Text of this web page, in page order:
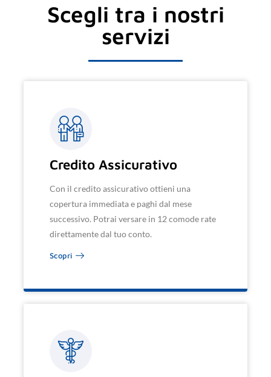
Scegli tra i nostri
servizi
Credito Assicurativo
Con il credito assicurativo ottieni una
copertura immediata e paghi dal mese
successivo. Potrai versare in 12 comode rate
direttamente dal tuo conto.
Scopri